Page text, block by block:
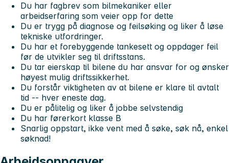
Du har fagbrev som bilmekaniker eller
arbeidserfaring som veier opp for dette
Du er trygg på diagnose og feilsøking og liker å løse
tekniske utfordringer.
Du har et forebyggende tankesett og oppdager feil
før de utvikler seg til driftsstans.
Du tar eierskap til bilene du har ansvar for og ønsker
høyest mulig driftssikkerhet.
Du forstår viktigheten av at bilene er klare til avtalt
tid -- hver eneste dag.
Du er pålitelig og liker å jobbe selvstendig
Du har førerkort klasse B
Snarlig oppstart, ikke vent med å søke, søk nå, enkel
søknad!